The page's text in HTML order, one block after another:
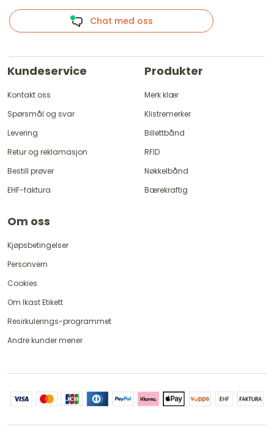
Chat med oss
Kundeservice
Kontakt oss
Spørsmål og svar
Levering
Retur og reklamasjon
Bestill prøver
EHF-faktura
Produkter
Merk klær
Klistremerker
Billettbånd
RFID
Nøkkelbånd
Bærekraftig
Om oss
Kjøpsbetingelser
Personvern
Cookies
Om Ikast Etikett
Resirkulerings-programmet
Andre kunder mener